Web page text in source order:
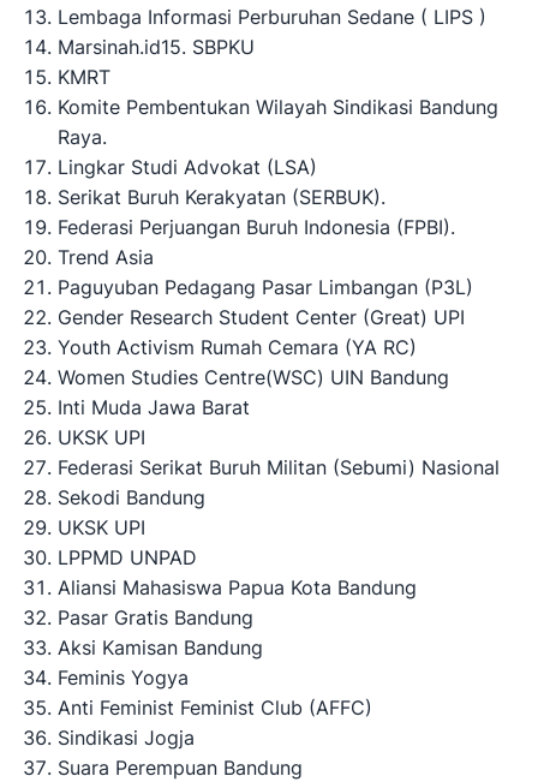
Lembaga Informasi Perburuhan Sedane ( LIPS )
Marsinah.id15. SBPKU
KMRT
Komite Pembentukan Wilayah Sindikasi Bandung
Raya.
Lingkar Studi Advokat (LSA)
Serikat Buruh Kerakyatan (SERBUK).
Federasi Perjuangan Buruh Indonesia (FPBI).
Trend Asia
Paguyuban Pedagang Pasar Limbangan (P3L)
Gender Research Student Center (Great) UPI
Youth Activism Rumah Cemara (YA RC)
Women Studies Centre(WSC) UIN Bandung
Inti Muda Jawa Barat
UKSK UPI
Federasi Serikat Buruh Militan (Sebumi) Nasional
Sekodi Bandung
UKSK UPI
LPPMD UNPAD
Aliansi Mahasiswa Papua Kota Bandung
Pasar Gratis Bandung
Aksi Kamisan Bandung
Feminis Yogya
Anti Feminist Feminist Club (AFFC)
Sindikasi Jogja
Suara Perempuan Bandung